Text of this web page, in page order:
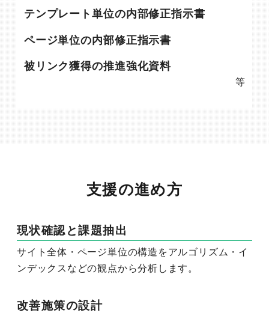
テンプレート単位の内部修正指示書
ページ単位の内部修正指示書
被リンク獲得の推進強化資料
支援の進め方
現状確認と課題抽出
サイト全体・ページ単位の構造をアルゴリズム・イ
ンデックスなどの観点から分析します。
改善施策の設計